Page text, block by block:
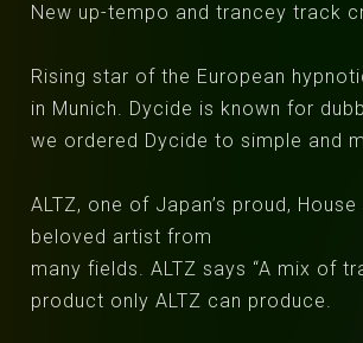
New up-tempo and trancey track
Rising star of the European
in Munich. Dycide is known for
we ordered Dycide to simple and
ALTZ, one of Japan’s proud,
beloved artist from
many fields. ALTZ says “A mix of
product only ALTZ can produce.